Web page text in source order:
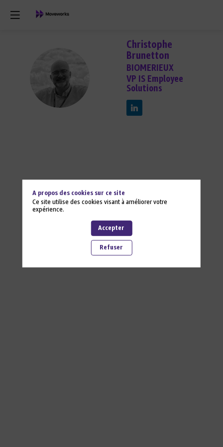
CB
Christophe
Brunetton
BIOMERIEUX
VP IS Employee
Solutions
A propos des cookies sur ce site
Ce site utilise des cookies visant à améliorer votre
expérience.
Accepter
Refuser